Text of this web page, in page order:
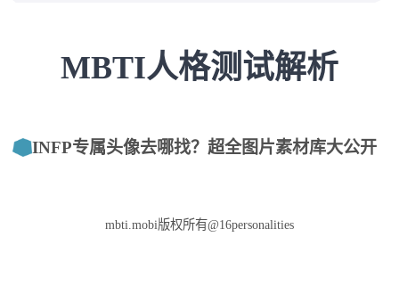
MBTI人格测试解析
INFP专属头像去哪找？超全图片素材库大公开
mbti.mobi版权所有@16personalities